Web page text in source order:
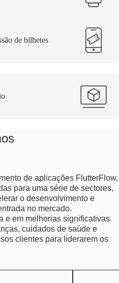
de bilhetes
de aplicações FlutterFlow,
para uma série de sectores,
o desenvolvimento e
no mercado.
e em melhorias significativas
cuidados de saúde e
clientes para liderarem os